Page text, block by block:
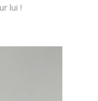
lui !